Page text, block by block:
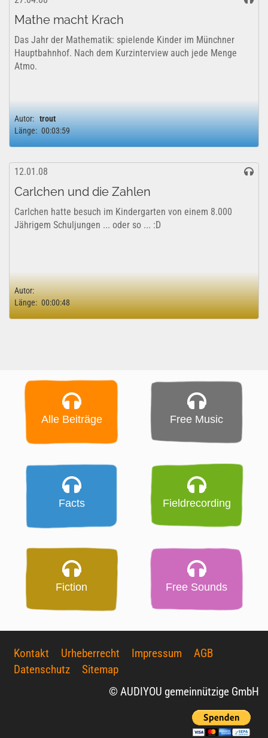
Mathe macht Krach
Das Jahr der Mathematik: spielende Kinder im Münchner
Hauptbahnhof. Nach dem Kurzinterview auch jede Menge
Atmo.
Autor: trout
Länge: 00:03:59
12.01.08
Carlchen und die Zahlen
Carlchen hatte besuch im Kindergarten von einem 8.000
Jährigem Schuljungen ... oder so ... :D
Autor:
Länge: 00:00:48
Alle Beiträge Free Music
Facts Fieldrecording
Fiction Free Sounds
Kontakt Urheberrecht Impressum
AGB
Datenschutz
Sitemap
© AUDIYOU gemeinnützige GmbH